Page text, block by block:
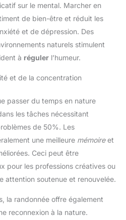
sur le mental. Marcher en
de bien-être et réduit les
et de dépression. Des
naturels stimulent
à réguler l’humeur.
et de la concentration
passer du temps en nature
les tâches nécessitant
de 50%. Les
une meilleure mémoireet
Ceci peut être
pour les professions créatives ou
attention soutenue et renouvelée.
la randonnée offre également
reconnexion à la nature.